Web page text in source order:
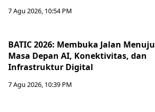
7 Agu 2026, 10:54 PM
BATIC 2026: Membuka Jalan Menuju
Masa Depan AI, Konektivitas, dan
Infrastruktur Digital
7 Agu 2026, 10:39 PM